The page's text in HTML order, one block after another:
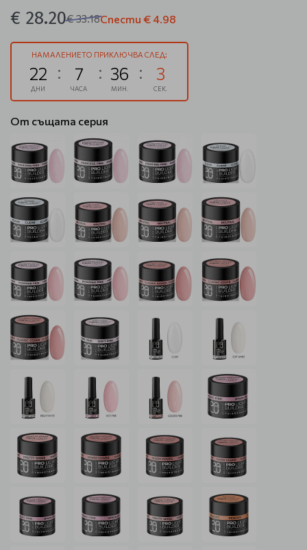
€ 28.20€ 33.18Спести € 4.98
НАМАЛЕНИЕТО ПРИКЛЮЧВА СЛЕД:
22
ДНИ
7
ЧАСА
36
МИН.
3
СЕК.
От същата серия